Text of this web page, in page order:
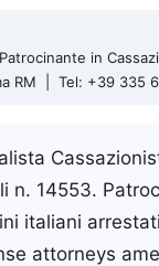
in
RM | Tel: +39 335
n. 14553.
italiani
attorneys